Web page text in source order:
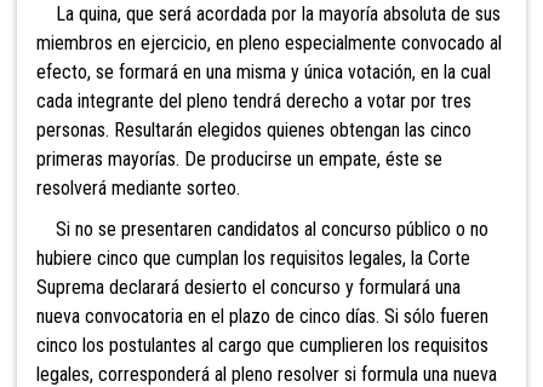
La quina, que será acordada por la mayoría absoluta de sus
miembros en ejercicio, en pleno especialmente convocado al
efecto, se formará en una misma y única votación, en la cual
cada integrante del pleno tendrá derecho a votar por tres
personas. Resultarán elegidos quienes obtengan las cinco
primeras mayorías. De producirse un empate, éste se
resolverá mediante sorteo.
Si no se presentaren candidatos al concurso público o no
hubiere cinco que cumplan los requisitos legales, la Corte
Suprema declarará desierto el concurso y formulará una
nueva convocatoria en el plazo de cinco días. Si sólo fueren
cinco los postulantes al cargo que cumplieren los requisitos
legales, corresponderá al pleno resolver si formula una nueva